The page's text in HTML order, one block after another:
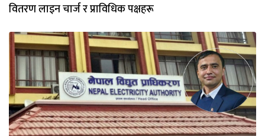
वितरण लाइन चार्ज र प्राविधिक पक्षहरू